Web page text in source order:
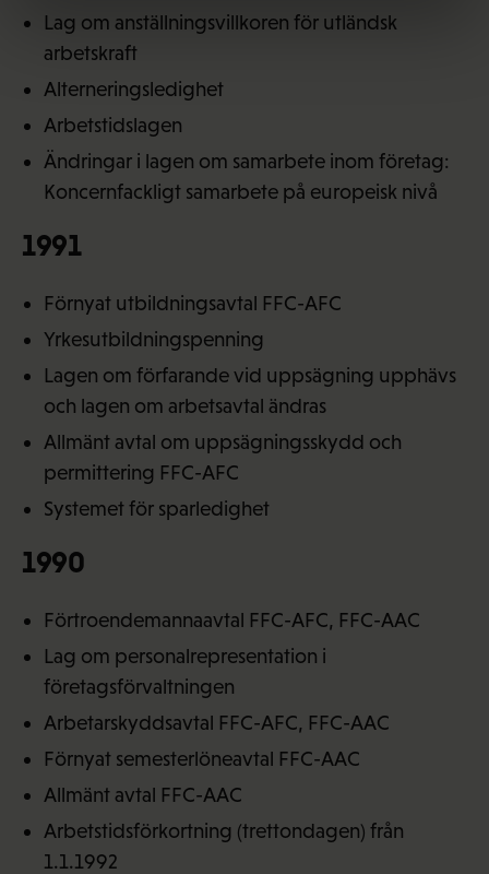
Lag om anställningsvillkoren för utländsk
arbetskraft
Alterneringsledighet
Arbetstidslagen
Ändringar i lagen om samarbete inom företag:
Koncernfackligt samarbete på europeisk nivå
1991
Förnyat utbildningsavtal FFC-AFC
Yrkesutbildningspenning
Lagen om förfarande vid uppsägning upphävs
och lagen om arbetsavtal ändras
Allmänt avtal om uppsägningsskydd och
permittering FFC-AFC
Systemet för sparledighet
1990
Förtroendemannaavtal FFC-AFC, FFC-AAC
Lag om personalrepresentation i
företagsförvaltningen
Arbetarskyddsavtal FFC-AFC, FFC-AAC
Förnyat semesterlöneavtal FFC-AAC
Allmänt avtal FFC-AAC
Arbetstidsförkortning (trettondagen) från
1.1.1992